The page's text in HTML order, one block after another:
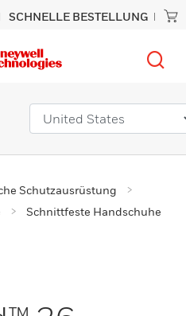
SCHNELLE BESTELLUNG
Schutzausrüstung
Schnittfeste Handschuhe